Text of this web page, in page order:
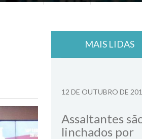
MAIS LIDAS
12 DE OUTUBRO DE
Assaltantes
linchados por